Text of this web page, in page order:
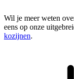
Wil je meer weten
eens op onze
kozijnen.